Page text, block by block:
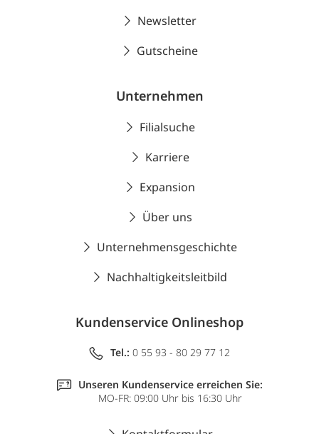
Newsletter
Gutscheine
Unternehmen
Filialsuche
Karriere
Expansion
Über uns
Unternehmensgeschichte
Nachhaltigkeitsleitbild
Kundenservice Onlineshop
Tel.: 0 55 93 - 80 29 77 12
Unseren Kundenservice erreichen Sie:
MO-FR: 09:00 Uhr bis 16:30 Uhr